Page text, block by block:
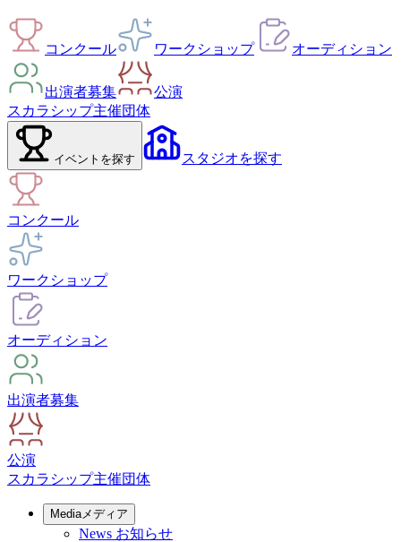
コンクール ワークショップ オーディション
出演者募集
公演
スカラシップ主催団体
イベント を探す スタジオを探す
コンクール
ワークショップ
オーディション
出演者募集
公演
スカラシップ主催団体
Mediaメディア
News お知らせ